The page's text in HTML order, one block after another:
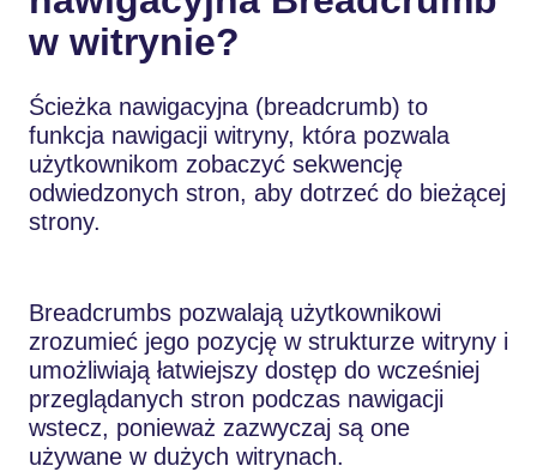
w witrynie?
Ścieżka nawigacyjna (breadcrumb) to
funkcja nawigacji witryny, która pozwala
użytkownikom zobaczyć sekwencję
odwiedzonych stron, aby dotrzeć do bieżącej
strony.
Breadcrumbs pozwalają użytkownikowi
zrozumieć jego pozycję w strukturze witryny i
umożliwiają łatwiejszy dostęp do wcześniej
przeglądanych stron podczas nawigacji
wstecz, ponieważ zazwyczaj są one
używane w dużych witrynach.